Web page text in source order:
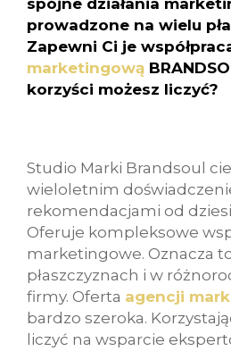
spójne działania
prowadzone na wielu
Zapewni Ci je
marketingową
korzyści możesz liczyć?
Studio Marki Brandsoul
wieloletnim
rekomendacjami od
Oferuje kompleksowe
marketingowe. Oznacza
płaszczyznach i w
firmy. Oferta agencji
bardzo szeroka.
liczyć na wsparcie